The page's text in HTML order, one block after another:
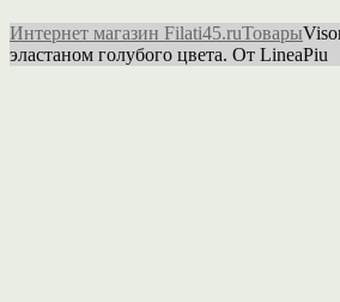
Интернет магазин Filati45.ruТовары
эластаном голубого цвета. От LineaPiu